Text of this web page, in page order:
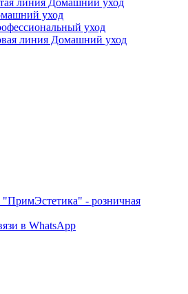
линия Домашний уход
уход
уход
линия Домашний уход
"ПримЭстетика" - розничная
в WhatsApp